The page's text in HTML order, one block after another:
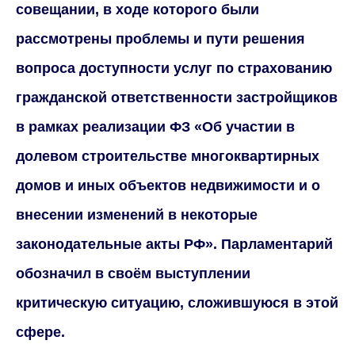
совещании, в ходе которого были
рассмотрены проблемы и пути решения
вопроса доступности услуг по страхованию
гражданской ответственности застройщиков
в рамках реализации ФЗ «Об участии в
долевом строительстве многоквартирных
домов и иных объектов недвижимости и о
внесении изменений в некоторые
законодательные акты РФ». Парламентарий
обозначил в своём выступлении
критическую ситуацию, сложившуюся в этой
сфере.